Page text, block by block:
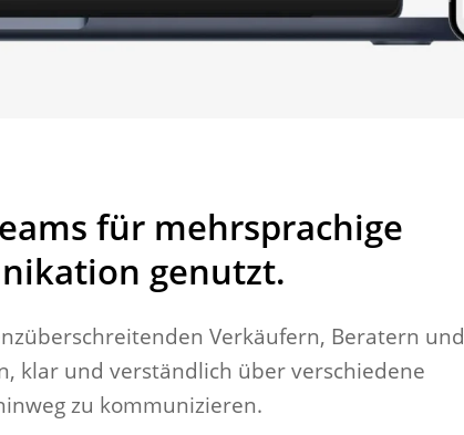
für mehrsprachige
genutzt.
Verkäufern, Beratern und
klar und verständlich über verschiedene
zu kommunizieren.